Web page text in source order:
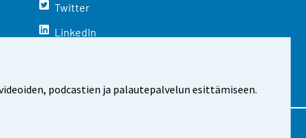
podcastien ja palautepalvelun esittämiseen.
Twitter
LinkedIn